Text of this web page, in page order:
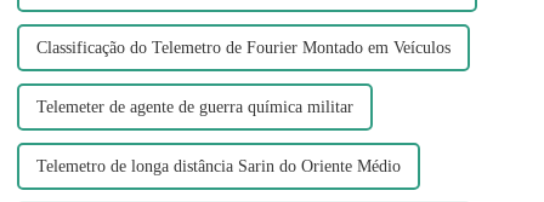
Classificação do Telemetro de Fourier Montado em Veículos
Telemeter de agente de guerra química militar
Telemetro de longa distância Sarin do Oriente Médio